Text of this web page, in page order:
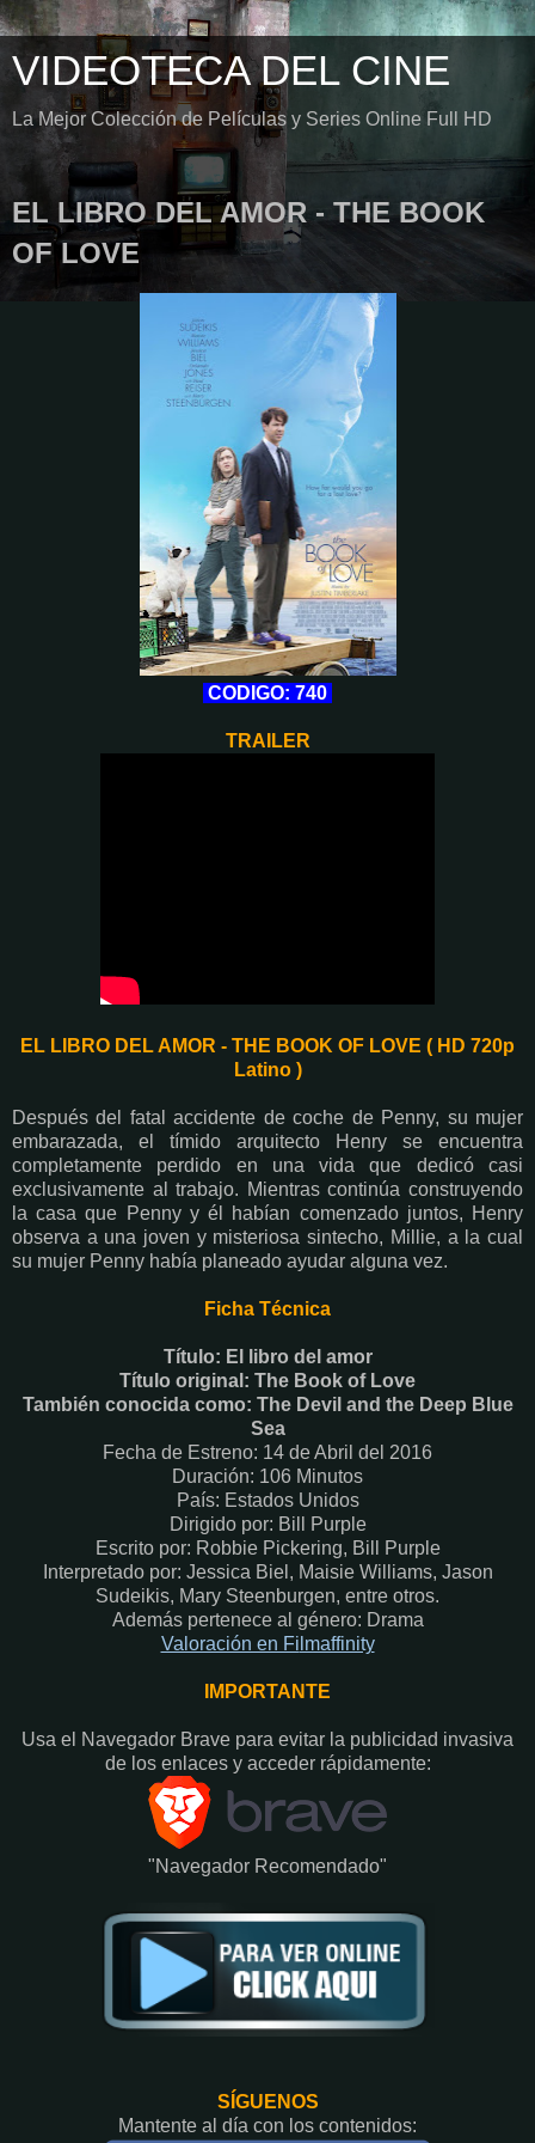
VIDEOTECA DEL CINE
La Mejor Colección de Películas y Series Online Full HD
EL LIBRO DEL AMOR - THE BOOK
OF LOVE
CODIGO: 740
TRAILER
EL LIBRO DEL AMOR - THE BOOK OF LOVE ( HD 720p
Latino )
Después del fatal accidente de coche de Penny, su mujer
embarazada, el tímido arquitecto Henry se encuentra
completamente perdido en una vida que dedicó casi
exclusivamente al trabajo. Mientras continúa construyendo
la casa que Penny y él habían comenzado juntos, Henry
observa a una joven y misteriosa sintecho, Millie, a la cual
su mujer Penny había planeado ayudar alguna vez.
Ficha Técnica
Título: El libro del amor
Título original: The Book of Love
También conocida como: The Devil and the Deep Blue
Sea
Fecha de Estreno: 14 de Abril del 2016
Duración: 106 Minutos
País: Estados Unidos
Dirigido por: Bill Purple
Escrito por: Robbie Pickering, Bill Purple
Interpretado por: Jessica Biel, Maisie Williams, Jason
Sudeikis, Mary Steenburgen, entre otros.
Además pertenece al género: Drama
Valoración en Fi lmaffinity
IMPORTANTE
Usa el Navegador Brave para evitar la publicidad invasiva
de los enlaces y acceder rápidamente:​
"Navegador Recomendado"
SÍGUENOS
Mantente al día con los contenidos: